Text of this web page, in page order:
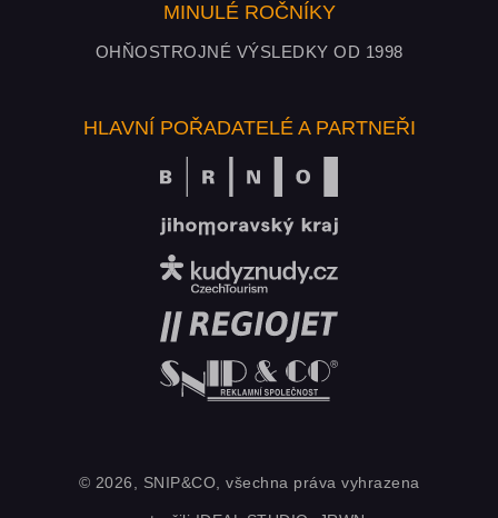
MINULÉ ROČNÍKY
OHŇOSTROJNÉ VÝSLEDKY OD 1998
HLAVNÍ POŘADATELÉ A PARTNEŘI
© 2026, SNIP&CO, všechna práva vyhrazena